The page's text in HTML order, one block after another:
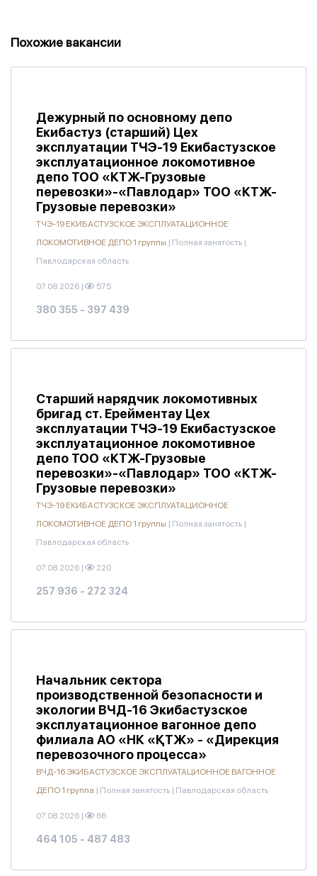
Похожие вакансии
Дежурный по основному депо
Екибастуз (старший) Цех
эксплуатации ТЧЭ-19 Екибастузское
эксплуатационное локомотивное
депо ТОО «КТЖ-Грузовые
перевозки»-«Павлодар» ТОО «КТЖ-
Грузовые перевозки»
ТЧЭ-19 ЕКИБАСТУЗСКОЕ ЭКСПЛУАТАЦИОННОЕ
ЛОКОМОТИВНОЕ ДЕПО 1 группы | Полная занятость |
Павлодарская область
07.08.2026 | 575
380 355 - 397 439
Старший нарядчик локомотивных
бригад ст. Ерейментау Цех
эксплуатации ТЧЭ-19 Екибастузское
эксплуатационное локомотивное
депо ТОО «КТЖ-Грузовые
перевозки»-«Павлодар» ТОО «КТЖ-
Грузовые перевозки»
ТЧЭ-19 ЕКИБАСТУЗСКОЕ ЭКСПЛУАТАЦИОННОЕ
ЛОКОМОТИВНОЕ ДЕПО 1 группы | Полная занятость |
Павлодарская область
07.08.2026 | 220
257 936 - 272 324
Начальник сектора
производственной безопасности и
экологии ВЧД-16 Экибастузское
эксплуатационное вагонное депо
филиала АО «НК «ҚТЖ» - «Дирекция
перевозочного процесса»
ВЧД-16 ЭКИБАСТУЗСКОЕ ЭКСПЛУАТАЦИОННОЕ ВАГОННОЕ
ДЕПО 1 группа | Полная занятость | Павлодарская область
07.08.2026 | 66
464 105 - 487 483